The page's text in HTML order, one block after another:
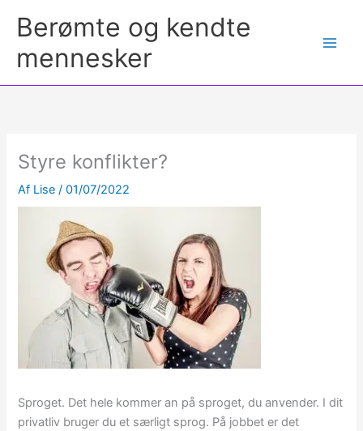
Berømte og kendte
mennesker
Styre konflikter?
Af Lise/01/07/2022
Sproget. Det hele kommer an på sproget, du anvender. I dit
privatliv bruger du et særligt sprog. På jobbet er det